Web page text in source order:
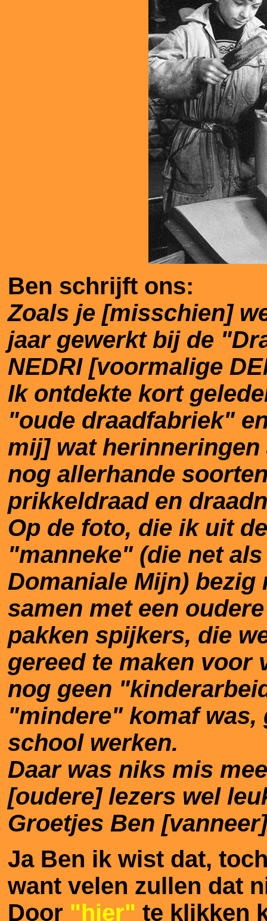
Ben schrijft ons:
Zoals je [misschien]
jaar gewerkt bij de
NEDRI [voormalige
Ik ontdekte kort
"oude draadfabriek"
mij] wat herinneringen
nog allerhande
prikkeldraad en
Op de foto, die ik uit
"manneke" (die net
Domaniale Mijn)
samen met een
pakken spijkers, die
gereed te maken voor
nog geen
"mindere" komaf was,
school werken.
Daar was niks mis
[oudere] lezers wel
Groetjes Ben
Ja Ben ik wist dat,
want velen zullen dat
Door "hier" te klikken